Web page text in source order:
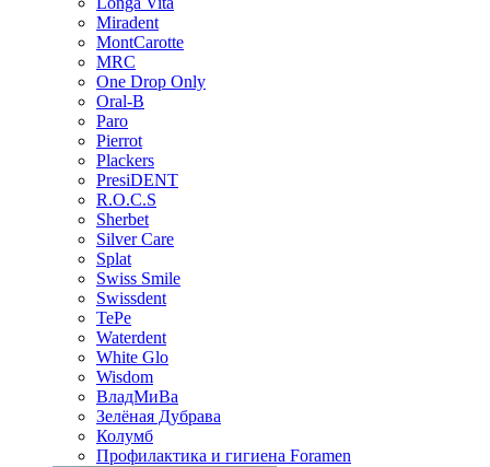
Miradent
MontCarotte
MRC
One Drop Only
Oral-B
Paro
Pierrot
Plackers
PresiDENT
R.O.C.S
Sherbet
Silver Care
Splat
Swiss Smile
Swissdent
TePe
Waterdent
White Glo
Wisdom
ВладМиВа
Зелёная Дубрава
Колумб
Профилактика и гигиена Foramen